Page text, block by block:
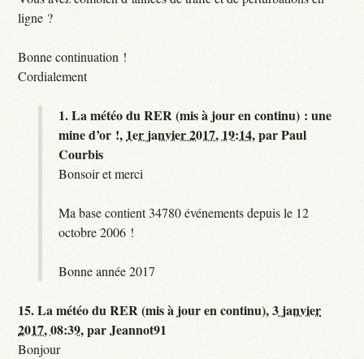
ligne ?
Bonne continuation !
Cordialement
1.La météo du RER (mis à jour en continu) : une
mine d’or !, 1er janvier 2017, 19:14,parPaul
Courbis
Bonsoir et merci
Ma base contient 34780 événements depuis le 12
octobre 2006 !
Bonne année 2017
15.La météo du RER (mis à jour en continu),3 janvier
2017, 08:39,parJeannot91
Bonjour